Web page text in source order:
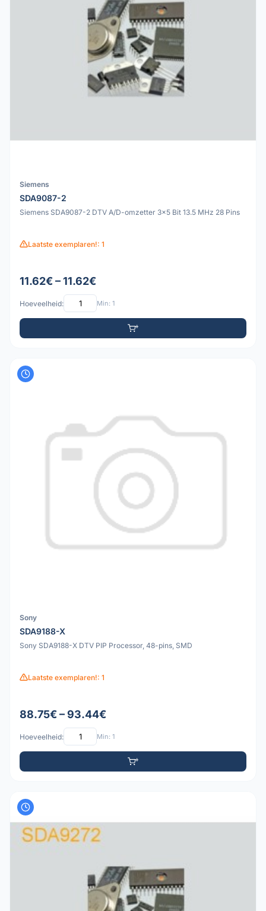
Siemens
SDA9087-2
Siemens SDA9087-2 DTV A/D-omzetter 3x5 Bit 13.5 MHz 28 Pins
Laatste exemplaren!: 1
11.62€ – 11.62€
Hoeveelheid: Min: 1
Sony
SDA9188-X
Sony SDA9188-X DTV PIP Processor, 48-pins, SMD
Laatste exemplaren!: 1
88.75€ – 93.44€
Hoeveelheid: Min: 1